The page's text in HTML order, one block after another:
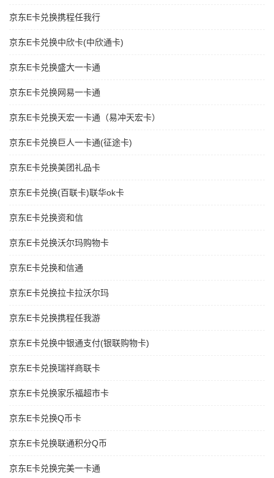
京东E卡兑换携程任我行
京东E卡兑换中欣卡(中欣通卡)
京东E卡兑换盛大一卡通
京东E卡兑换网易一卡通
京东E卡兑换天宏一卡通（易冲天宏卡）
京东E卡兑换巨人一卡通(征途卡)
京东E卡兑换美团礼品卡
京东E卡兑换(百联卡)联华ok卡
京东E卡兑换资和信
京东E卡兑换沃尔玛购物卡
京东E卡兑换和信通
京东E卡兑换拉卡拉沃尔玛
京东E卡兑换携程任我游
京东E卡兑换中银通支付(银联购物卡)
京东E卡兑换瑞祥商联卡
京东E卡兑换家乐福超市卡
京东E卡兑换Q币卡
京东E卡兑换联通积分Q币
京东E卡兑换完美一卡通